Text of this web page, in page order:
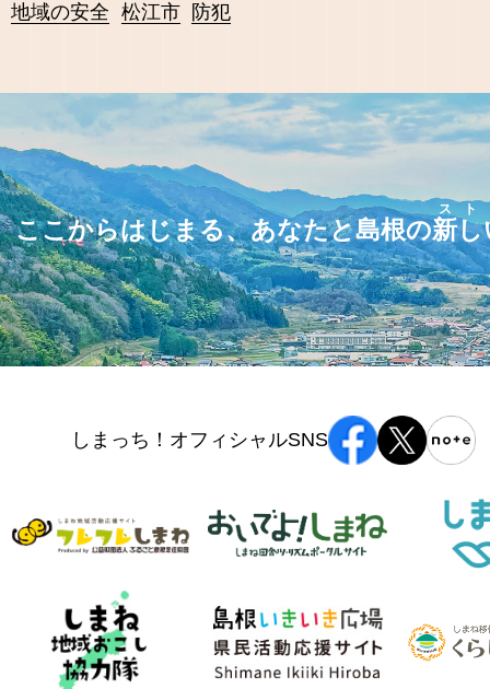
地域の安全 松江市 防犯
ここからはじまる、あなたと島根の新し
スト
しまっち！オフィシャルSNS